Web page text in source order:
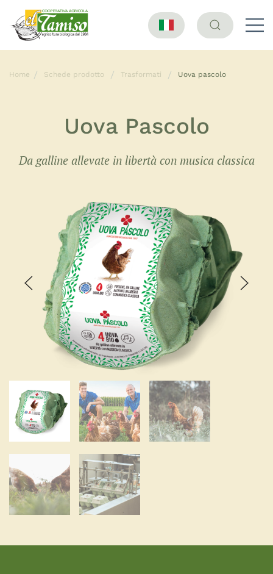
Home Schede prodotto Trasformati Uova pascolo
Uova Pascolo
Da galline allevate in libertà con musica classica